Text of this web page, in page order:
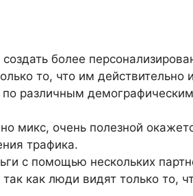
более
то, что им действительно
различным
микс, очень полезной
трафика.
с помощью нескольких
как люди видят только то,